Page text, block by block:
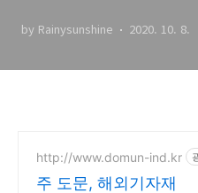
by Rainysunshine 2020. 10. 8.
http://www.domun-ind.kr
주 도문, 해외기자재